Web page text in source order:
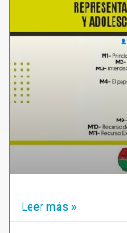
Leer más »